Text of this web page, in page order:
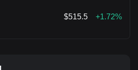
$515.5 +1.72%